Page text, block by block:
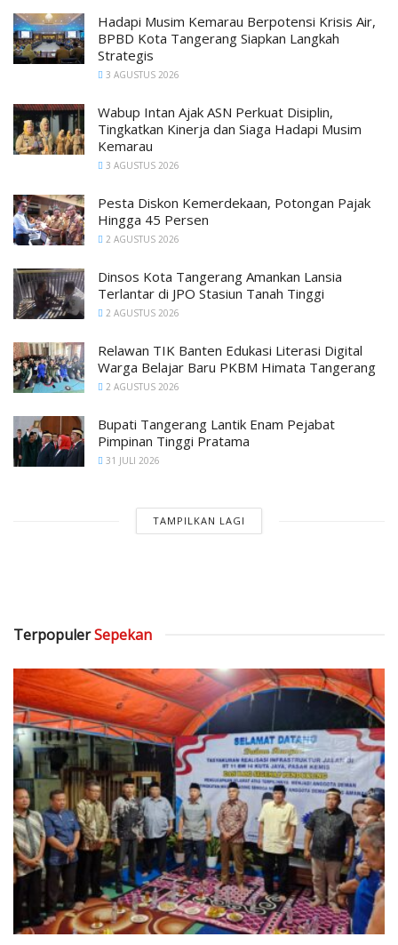
Hadapi Musim Kemarau Berpotensi Krisis Air,
BPBD Kota Tangerang Siapkan Langkah
Strategis
3 AGUSTUS 2026
Wabup Intan Ajak ASN Perkuat Disiplin,
Tingkatkan Kinerja dan Siaga Hadapi Musim
Kemarau
3 AGUSTUS 2026
Pesta Diskon Kemerdekaan, Potongan Pajak
Hingga 45 Persen
2 AGUSTUS 2026
Dinsos Kota Tangerang Amankan Lansia
Terlantar di JPO Stasiun Tanah Tinggi
2 AGUSTUS 2026
Relawan TIK Banten Edukasi Literasi Digital
Warga Belajar Baru PKBM Himata Tangerang
2 AGUSTUS 2026
Bupati Tangerang Lantik Enam Pejabat
Pimpinan Tinggi Pratama
31 JULI 2026
TAMPILKAN LAGI
TerpopulerSepekan